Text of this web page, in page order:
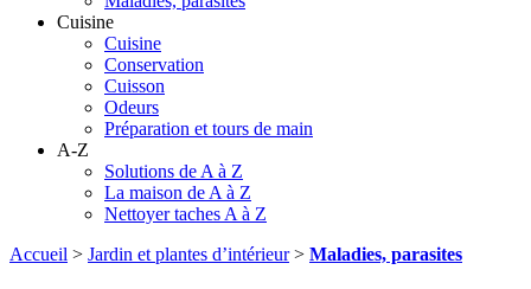
Cuisine
Cuisine
Conservation
Cuisson
Odeurs
Préparation et tours de main
A-Z
Solutions de A à Z
La maison de A à Z
Nettoyer taches A à Z
Accueil > Jardin et plantes d’intérieur> Maladies, parasites